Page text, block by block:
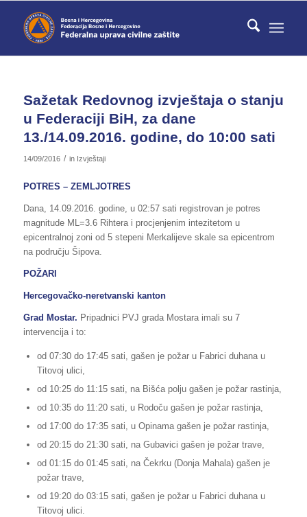
Sažetak Redovnog izvještaja o stanju
u Federaciji BiH, za dane
13./14.09.2016. godine, do 10:00 sati
14/09/2016 / in Izvještaji
POTRES – ZEMLJOTRES
Dana, 14.09.2016. godine, u 02:57 sati registrovan je potres
magnitude МL=3.6 Rihtera i procjenjenim intezitetom u
epicentralnoj zoni od 5 stepeni Merkalijeve skale sa epicentrom
na području Šipova.
POŽARI
Hercegovačko-neretvanski kanton
Grad Mostar. Pripadnici PVJ grada Mostara imali su 7
intervencija i to:
od 07:30 do 17:45 sati, gašen je požar u Fabrici duhana u
Titovoj ulici,
od 10:25 do 11:15 sati, na Bišća polju gašen je požar rastinja,
od 10:35 do 11:20 sati, u Rodoču gašen je požar rastinja,
od 17:00 do 17:35 sati, u Opinama gašen je požar rastinja,
od 20:15 do 21:30 sati, na Gubavici gašen je požar trave,
od 01:15 do 01:45 sati, na Čekrku (Donja Mahala) gašen je
požar trave,
od 19:20 do 03:15 sati, gašen je požar u Fabrici duhana u
Titovoj ulici.